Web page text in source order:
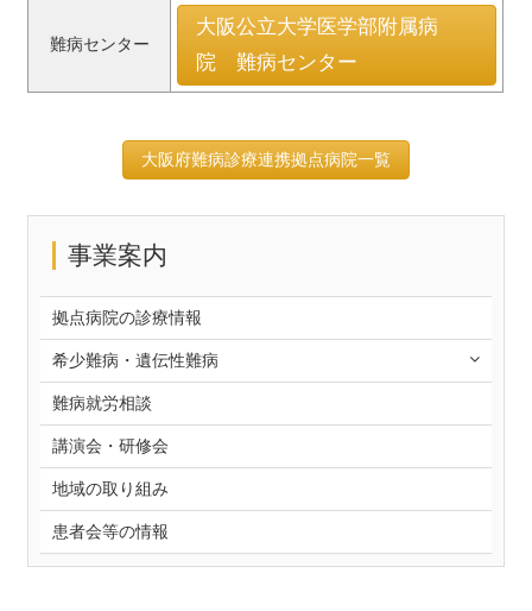
難病センター
大阪公立大学医学部附属病
院 難病センター
大阪府難病診療連携拠点病院一覧
事業案内
拠点病院の診療情報
希少難病・遺伝性難病
難病就労相談
講演会・研修会
地域の取り組み
患者会等の情報